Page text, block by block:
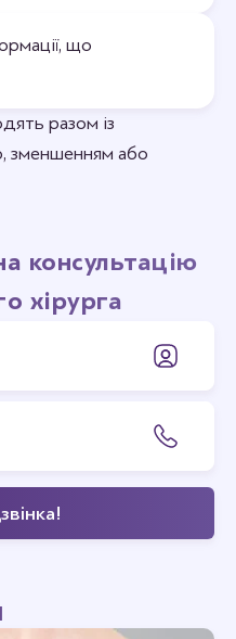
що
разом із
зменшенням або
консультацію
хірурга